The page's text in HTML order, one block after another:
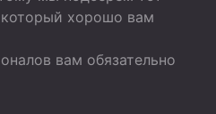
хорошо вам
вам обязательно